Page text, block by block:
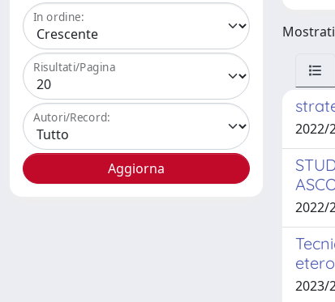
In ordine:
Risultati/Pagina
Autori/Record:
2022/
2022/
2023/